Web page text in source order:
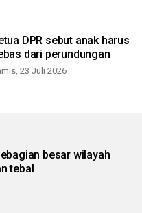
DPR sebut anak harus
dari perundungan
23 Juli 2026
besar wilayah
tebal